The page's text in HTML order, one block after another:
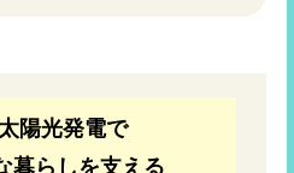
陽光発電で
暮らしを支える